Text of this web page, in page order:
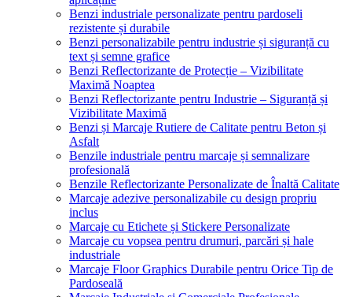
Benzi industriale personalizate pentru pardoseli
rezistente și durabile
Benzi personalizabile pentru industrie și siguranță cu
text și semne grafice
Benzi Reflectorizante de Protecție – Vizibilitate
Maximă Noaptea
Benzi Reflectorizante pentru Industrie – Siguranță și
Vizibilitate Maximă
Benzi și Marcaje Rutiere de Calitate pentru Beton și
Asfalt
Benzile industriale pentru marcaje și semnalizare
profesională
Benzile Reflectorizante Personalizate de Înaltă Calitate
Marcaje adezive personalizabile cu design propriu
inclus
Marcaje cu Etichete și Stickere Personalizate
Marcaje cu vopsea pentru drumuri, parcări și hale
industriale
Marcaje Floor Graphics Durabile pentru Orice Tip de
Pardoseală